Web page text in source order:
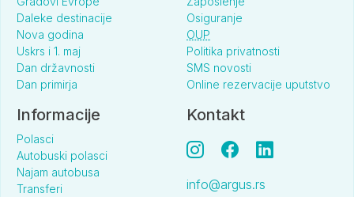
Daleke destinacije
Nova godina
Uskrs i 1. maj
Dan državnosti
Dan primirja
Osiguranje
OUP
Politika privatnosti
SMS novosti
Online rezervacije uputstvo
Informacije
Polasci
Autobuski polasci
Najam autobusa
Transferi
Kontakt
info@argus.rs